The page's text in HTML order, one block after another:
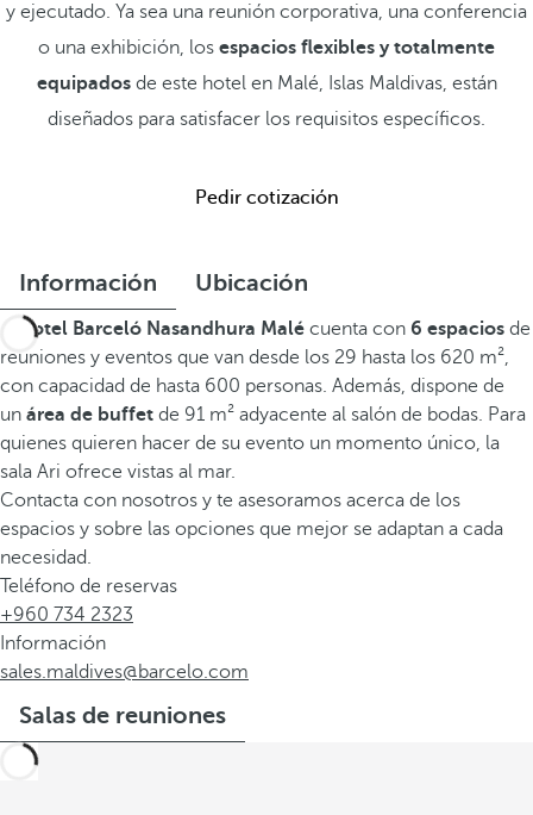
y ejecutado. Ya sea una reunión corporativa, una conferencia
o una exhibición, los espacios flexibles y totalmente
equipados de este hotel en Malé, Islas Maldivas, están
diseñados para satisfacer los requisitos específicos.
Pedir cotización
Información Ubicación
hotel Barceló Nasandhura Malé cuenta con 6 espacios de
reuniones y eventos que van desde los 29 hasta los 620 m²,
con capacidad de hasta 600 personas. Además, dispone de
un área de buffet de 91 m² adyacente al salón de bodas. Para
quienes quieren hacer de su evento un momento único, la
sala Ari ofrece vistas al mar.
Contacta con nosotros y te asesoramos acerca de los
espacios y sobre las opciones que mejor se adaptan a cada
necesidad.
Teléfono de reservas
+960 734 2323
Información
sales.maldives@barcelo.com
Salas de reuniones